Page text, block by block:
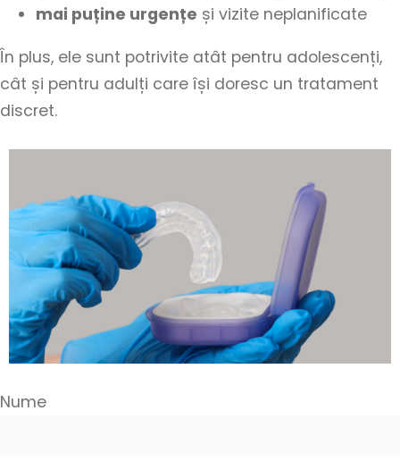
mai puține urgențe și vizite neplanificate
În plus, ele sunt potrivite atât pentru adolescenți,
cât și pentru adulți care își doresc un tratament
discret.
Nume